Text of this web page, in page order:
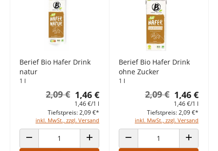
Berief Bio Hafer Drink
natur
1 l
1,46 €
2,09 €
1,46 €/1 l
inkl. MwSt., zzgl. Versand
Tiefstpreis: 2,09 €*
ANZAHL VERRINGERN ANZAHL ERHÖHEN
Berief Bio Hafer Drink
ohne Zucker
1 l
1,46 €
2,09 €
1,46 €/1 l
inkl. MwSt., zzgl. Versand
Tiefstpreis: 2,09 €*
ANZAHL VERRINGERN ANZAHL